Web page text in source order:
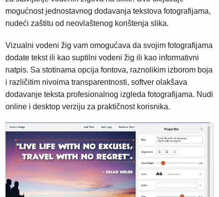
mogućnost jednostavnog dodavanja tekstova fotografijama,
nudeći zaštitu od neovlaštenog korištenja slika.
Vizualni vodeni žig vam omogućava da svojim fotografijama
dodate tekst ili kao suptilni vodeni žig ili kao informativni
natpis. Sa stotinama opcija fontova, raznolikim izborom boja
i različitim nivoima transparentnosti, softver olakšava
dodavanje teksta profesionalnog izgleda fotografijama. Nudi
online i desktop verziju za praktičnost korisnika.